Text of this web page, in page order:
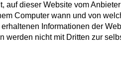
dieser Website vom
Computer wann und von
Informationen der
nicht mit Dritten zur